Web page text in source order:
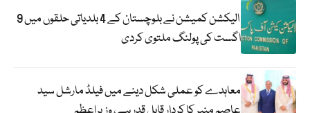
الیکشن کمیشن نے بلوچستان کے 4 بلدیاتی حلقوں میں 9
اگست کی پولنگ ملتوی کردی
معاہدے کو عملی شکل دینے میں فیلڈ مارشل سید